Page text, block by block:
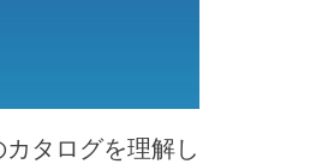
タログを理解し